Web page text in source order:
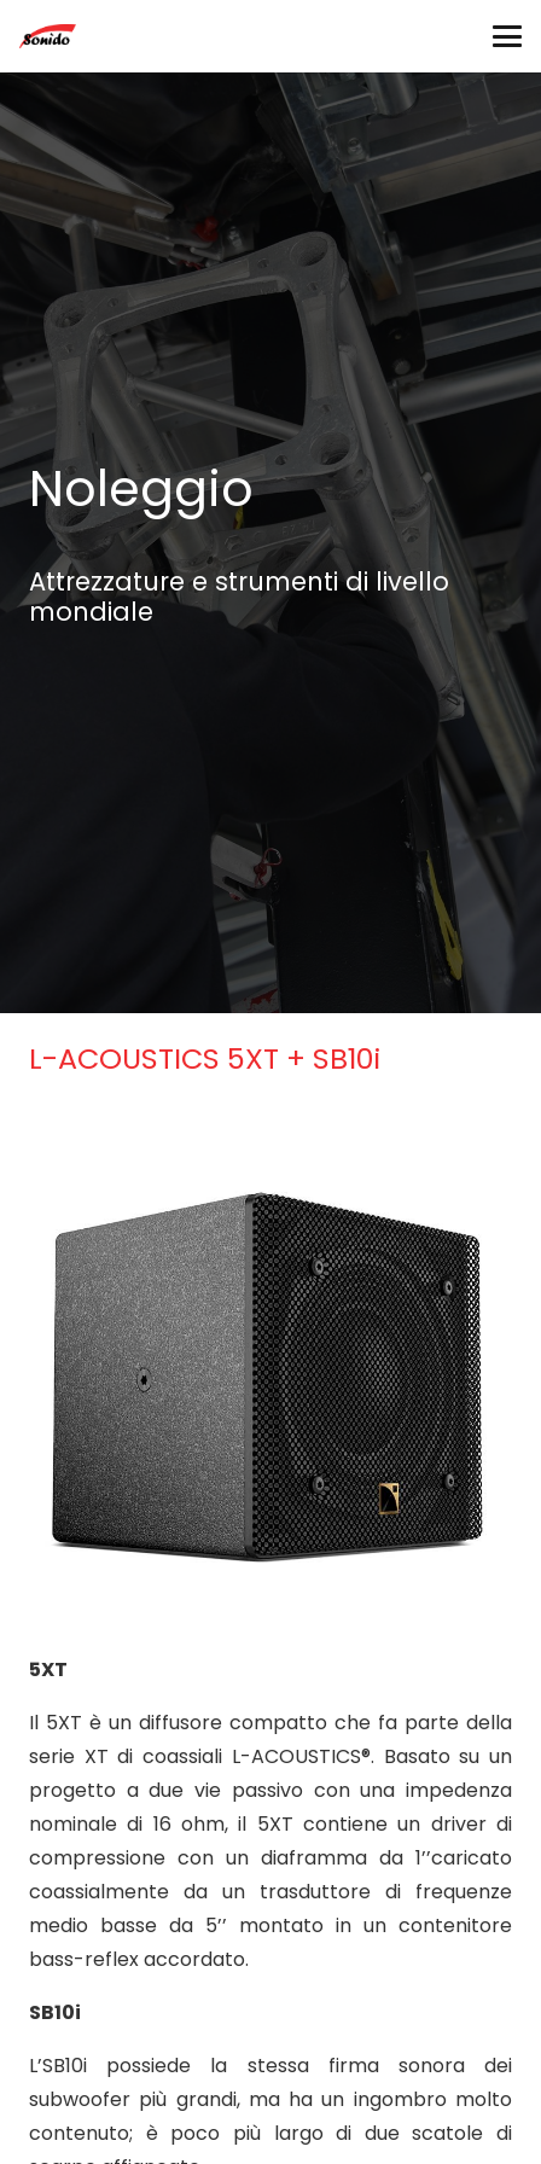
Noleggio
Attrezzature e strumenti di livello
mondiale
L-ACOUSTICS 5XT + SB10i
5XT
Il 5XT è un diffusore compatto che fa parte della
serie XT di coassiali L-ACOUSTICS®. Basato su un
progetto a due vie passivo con una impedenza
nominale di 16 ohm, il 5XT contiene un driver di
compressione con un diaframma da 1’’caricato
coassialmente da un trasduttore di frequenze
medio basse da 5’’ montato in un contenitore
bass-reflex accordato.
SB10i
L’SB10i possiede la stessa firma sonora dei
subwoofer più grandi, ma ha un ingombro molto
contenuto; è poco più largo di due scatole di